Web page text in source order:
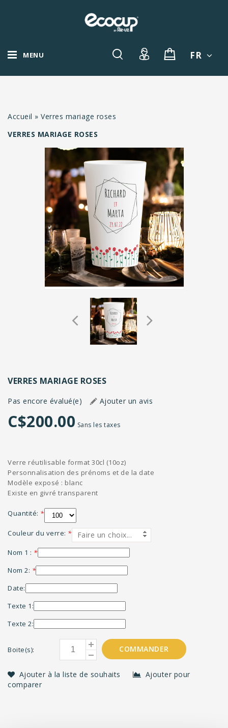
MENU FR
Accueil » Verres mariage roses
VERRES MARIAGE ROSES
VERRES MARIAGE ROSES
Pas encore évalué(e) Ajouter un avis
C$200.00 Sans les taxes
Verre réutilisable format 30cl (10oz)
Personnalisation des prénoms et de la date
Modèle exposé : blanc
Existe en givré transparent
Quantité: *
Couleur du verre: * Faire un choix...
Nom 1 : *
Nom 2: *
Date:
Texte 1:
Texte 2:
Boite(s): COMMANDER
Ajouter à la liste de souhaits
Ajouter pour
comparer